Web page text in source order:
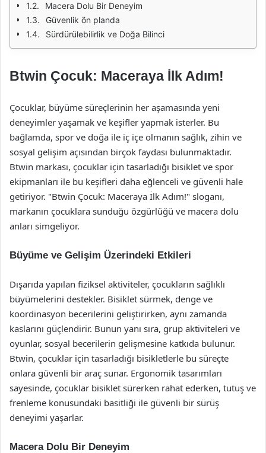
Macera Dolu Bir Deneyim
Güvenlik ön planda
Sürdürülebilirlik ve Doğa Bilinci
Btwin Çocuk: Maceraya İlk Adım!
Çocuklar, büyüme süreçlerinin her aşamasında yeni
deneyimler yaşamak ve keşifler yapmak isterler. Bu
bağlamda, spor ve doğa ile iç içe olmanın sağlık, zihin ve
sosyal gelişim açısından birçok faydası bulunmaktadır.
Btwin markası, çocuklar için tasarladığı bisiklet ve spor
ekipmanları ile bu keşifleri daha eğlenceli ve güvenli hale
getiriyor. "Btwin Çocuk: Maceraya İlk Adım!" sloganı,
markanın çocuklara sunduğu özgürlüğü ve macera dolu
anları simgeliyor.
Büyüme ve Gelişim Üzerindeki Etkileri
Dışarıda yapılan fiziksel aktiviteler, çocukların sağlıklı
büyümelerini destekler. Bisiklet sürmek, denge ve
koordinasyon becerilerini geliştirirken, aynı zamanda
kaslarını güçlendirir. Bunun yanı sıra, grup aktiviteleri ve
oyunlar, sosyal becerilerin gelişmesine katkıda bulunur.
Btwin, çocuklar için tasarladığı bisikletlerle bu süreçte
onlara güvenli bir araç sunar. Ergonomik tasarımları
sayesinde, çocuklar bisiklet sürerken rahat ederken, tutuş ve
frenleme konusundaki basitliği ile güvenli bir sürüş
deneyimi yaşarlar.
Macera Dolu Bir Deneyim